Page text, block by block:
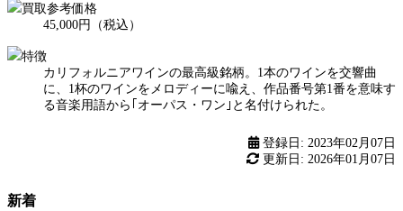
買取参考価格
45,000円（税込）
特徴
カリフォルニアワインの最高級銘柄。1本のワインを交響曲
に、1杯のワインをメロディーに喩え、作品番号第1番を意味す
る音楽用語から｢オーパス・ワン｣と名付けられた。
登録日: 2023年02月07日
更新日: 2026年01月07日
新着